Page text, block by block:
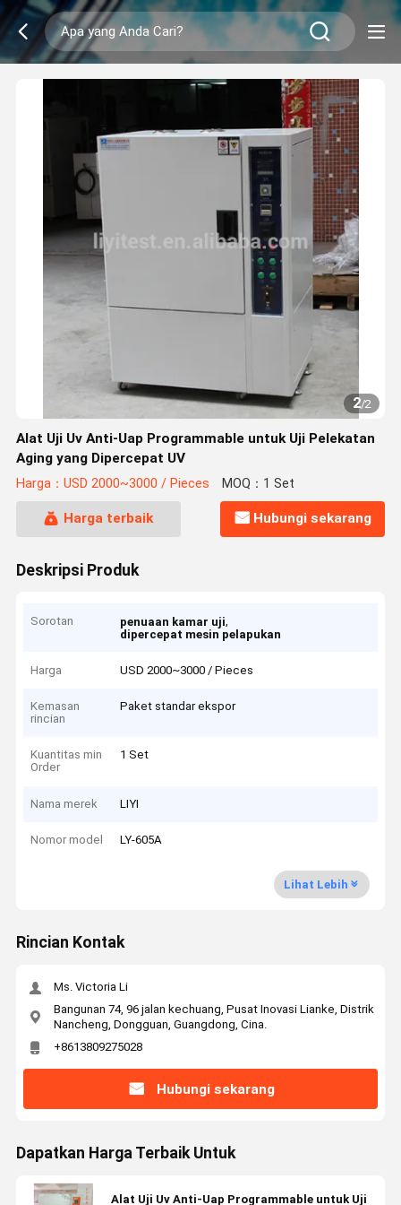
2/2
Alat Uji Uv Anti-Uap Programmable untuk Uji Pelekatan
Aging yang Dipercepat UV
Harga：USD 2000~3000 / Pieces MOQ：1 Set
Harga terbaik Hubungi sekarang
Deskripsi Produk
Sorotan penuaan kamar uji,
dipercepat mesin pelapukan
Harga USD 2000~3000 / Pieces
Kemasan
rincian
Paket standar ekspor
Kuantitas min
Order
1 Set
Nama merek LIYI
Nomor model LY-605A
Lihat Lebih
Rincian Kontak
Ms. Victoria Li
Bangunan 74, 96 jalan kechuang, Pusat Inovasi Lianke, Distrik
Nancheng, Dongguan, Guangdong, Cina.
+8613809275028
Hubungi sekarang
Dapatkan Harga Terbaik Untuk
Alat Uji Uv Anti-Uap Programmable untuk Uji